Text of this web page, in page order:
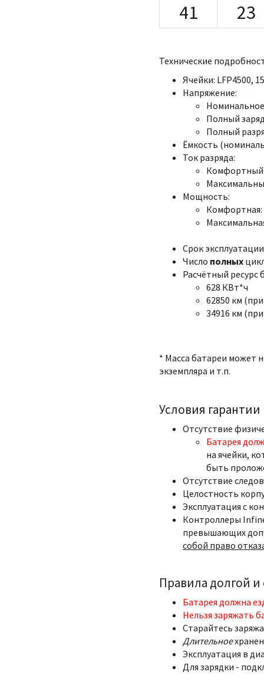
41 23
Технические
Ячейки: LFP4500,
Напряжение:
Полный
Полный
Ёмкость
Ток разряда:
Комфортный:
Мощность:
Комфортная:
Срок
Число полных
Расчётный ресурс
628 КВт*ч
62850 км
34916 км
* Масса батареи может
экземпляра и т.п.
Условия гарантии
Отсутствие
Батарея
на ячейки,
быть
Отсутствие
Целостность
Эксплуатация с
Контроллеры
превышающих
собой право
Правила долгой
Батарея должна
Нельзя заряжать
Старайтесь
Длительное
Эксплуатация в
Для зарядки -